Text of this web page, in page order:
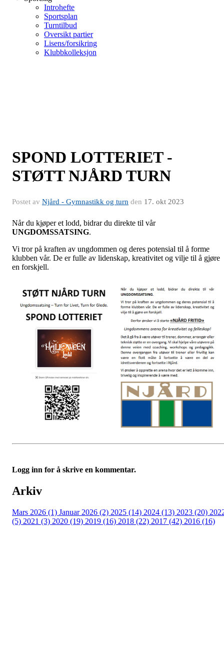
Introhefte
Sportsplan
Turntilbud
Oversikt partier
Lisens/forsikring
Klubbkolleksjon
SPOND LOTTERIET -
STØTT NJÅRD TURN
Postet av Njård - Gymnastikk og turn den 17. okt 2023
Når du kjøper et lodd, bidrar du direkte til vår
UNGDOMSSATSING.
Vi tror på kraften av ungdommen og deres potensial til å forme
klubben vår. De er fulle av lidenskap, kreativitet og vilje til å gjøre
en forskjell.
Logg inn for å skrive en kommentar.
Arkiv
Mars 2026 (1) Januar 2026 (2) 2025 (14) 2024 (13) 2023 (20)
(5) 2021 (3) 2020 (19) 2019 (16) 2018 (22) 2017 (42) 2016 (16)